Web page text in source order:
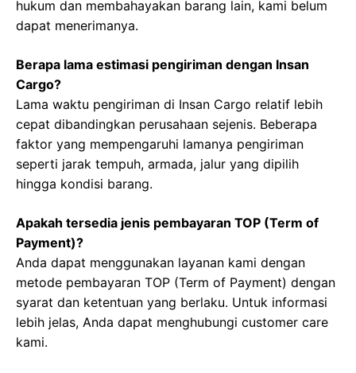
hukum dan membahayakan barang lain, kami belum
dapat menerimanya.
Berapa lama estimasi pengiriman dengan Insan
Cargo?
Lama waktu pengiriman di Insan Cargo relatif lebih
cepat dibandingkan perusahaan sejenis. Beberapa
faktor yang mempengaruhi lamanya pengiriman
seperti jarak tempuh, armada, jalur yang dipilih
hingga kondisi barang.
Apakah tersedia jenis pembayaran TOP (Term of
Payment)?
Anda dapat menggunakan layanan kami dengan
metode pembayaran TOP (Term of Payment) dengan
syarat dan ketentuan yang berlaku. Untuk informasi
lebih jelas, Anda dapat menghubungi customer care
kami.